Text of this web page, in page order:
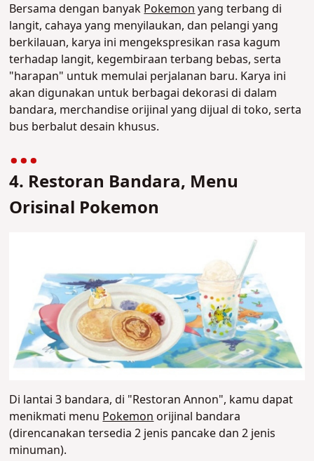
Bersama dengan banyakPokemonyang terbang di
langit, cahaya yang menyilaukan, dan pelangi yang
berkilauan, karya ini mengekspresikan rasa kagum
terhadap langit, kegembiraan terbang bebas, serta
"harapan" untuk memulai perjalanan baru. Karya ini
akan digunakan untuk berbagai dekorasi di dalam
bandara, merchandise orijinal yang dijual di toko, serta
bus berbalut desain khusus.
4. Restoran Bandara, Menu
Orisinal Pokemon
Di lantai 3 bandara, di "Restoran Annon", kamu dapat
menikmati menuPokemonorijinal bandara
(direncanakan tersedia 2 jenis pancake dan 2 jenis
minuman).